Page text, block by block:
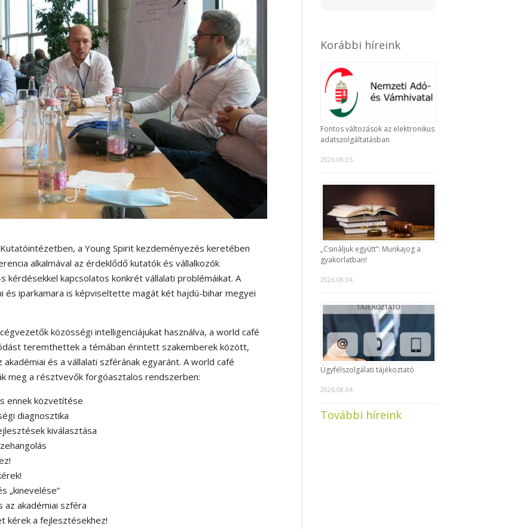
a Young Spirit kezdeményezés keretében
alkalmával az érdeklődő kutatók és vállalkozók
kapcsolatos konkrét vállalati problémáikat. A
iparkamara is képviseltette magát két hajdú-bihar megyei
közösségi intelligenciájukat használva, a world café
teremthettek a témában érintett szakemberek között,
és a vállalati szférának egyaránt. A world café
meg a résztvevők forgóasztalos rendszerben:
ennek közvetítése
diagnosztika
kiválasztása
„kinevelése”
az akadémiai szféra
kérek a fejlesztésekhez!
Korábbi híreink
Fontos változások az elektronikus
adatszolgáltatásban
2026.08.05.
„Csináljuk együtt”: Munkajog a
gyakorlatban!
2026.08.04.
Ügyfélszolgálati tájékoztató
2026.08.04.
További híreink